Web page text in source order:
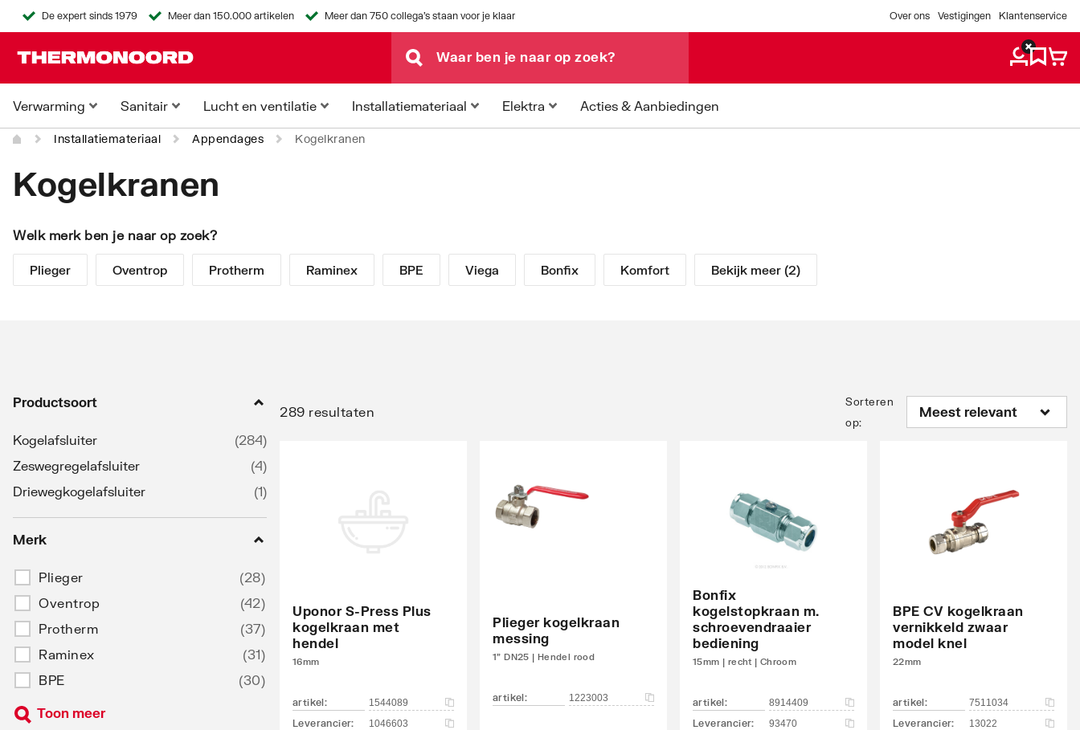
De expert sinds 1979 Meer dan 150.000 artikelen Meer dan 750 collega's staan voor je klaar Over ons Vestigingen Klantenservice
Verwarming Sanitair Lucht en ventilatie Installatiemateriaal Elektra Acties & Aanbiedingen
Installatiemateriaal Appendages Kogelkranen
Kogelkranen
Welk merk ben je naar op zoek?
Plieger Oventrop Protherm Raminex BPE Viega Bonfix Komfort Bekijk meer (2)
Productsoort
Kogelafsluiter (284)
Zeswegregelafsluiter
(4)
Driewegkogelafsluiter
(1)
Merk
Plieger (28)
Oventrop
(42)
Protherm
(37)
Raminex
(31)
BPE
(30)
Toon meer
289 resultaten
Sorteren
op:
Uponor S-Press Plus
kogelkraan met
hendel
16mm
artikel: 1544089
Leverancier: 1046603
Plieger kogelkraan
messing
1" DN25 | Hendel rood
artikel: 1223003
Bonfix
kogelstopkraan m.
schroevendraaier
bediening
15mm | recht | Chroom
artikel: 8914409
Leverancier: 93470
BPE CV kogelkraan
vernikkeld zwaar
model knel
22mm
artikel: 7511034
Leverancier: 13022